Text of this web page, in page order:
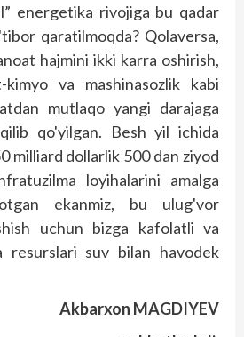
energetika rivojiga bu qadar
qaratilmoqda? Qolaversa,
hajmini ikki karra oshirish,
va mashinasozlik kabi
mutlaqo yangi darajaga
qo'yilgan. Besh yil ichida
milliard dollarlik 500 dan ziyod
loyihalarini amalga
ekanmiz, bu ulug'vor
uchun bizga kafolatli va
resurslari suv bilan havodek
Akbarxon MAGDIYEV